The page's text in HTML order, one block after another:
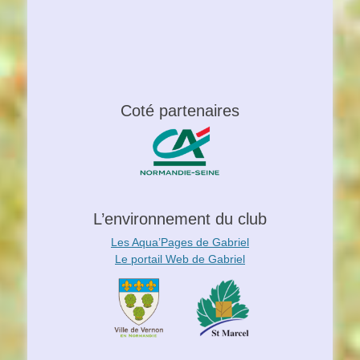
Coté partenaires
L’environnement du club
Les Aqua’Pages de Gabriel
Le portail Web de Gabriel